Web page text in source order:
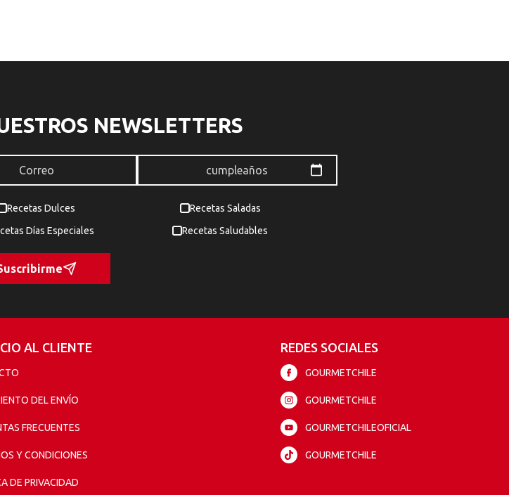
NEWSLETTERS
Recetas Dulces
Recetas Saladas
Días Especiales Recetas Saludables
AL CLIENTE
DEL ENVÍO
FRECUENTES
Y CONDICIONES
DE PRIVACIDAD
REDES SOCIALES
GOURMETCHILE
GOURMETCHILE
GOURMETCHILEOFICIAL
GOURMETCHILE